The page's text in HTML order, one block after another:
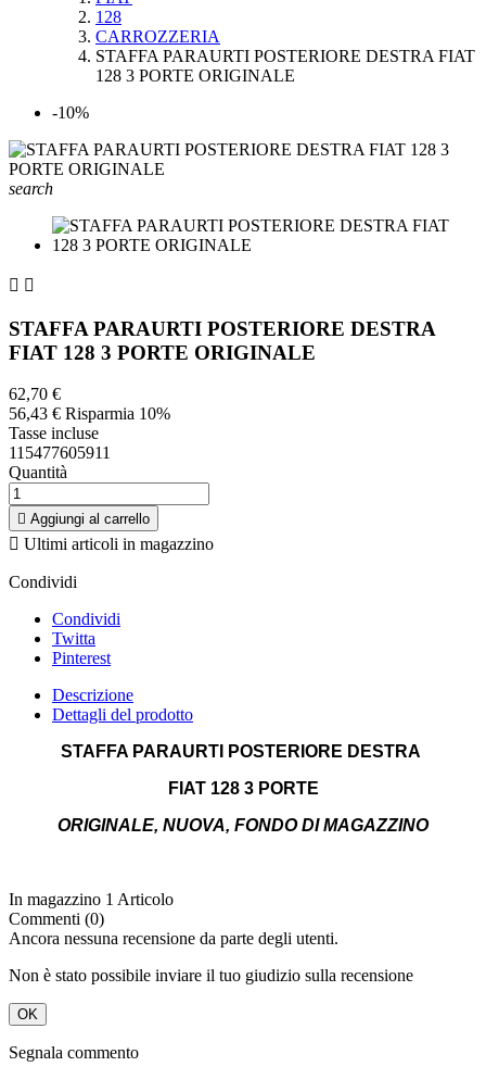
128
CARROZZERIA
STAFFA PARAURTI POSTERIORE DESTRA FIAT
128 3 PORTE ORIGINALE
-10%
search
 
STAFFA PARAURTI POSTERIORE DESTRA
FIAT 128 3 PORTE ORIGINALE
62,70 €
56,43 € Risparmia 10%
Tasse incluse
115477605911
Quantità
 Aggiungi al carrello
 Ultimi articoli in magazzino
Condividi
Condividi
Twitta
Pinterest
Descrizione
Dettagli del prodotto
STAFFA PARAURTI
POSTERIORE DESTRA
FIAT 128 3 PORTE
ORIGINALE, NUOVA, FONDO DI MAGAZZINO
In magazzino 1 Articolo
Commenti (0)
Ancora nessuna recensione da parte degli utenti.
Non è stato possibile inviare il tuo giudizio sulla recensione
OK
Segnala commento